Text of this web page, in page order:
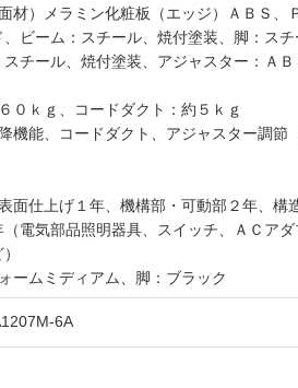
材）メラミン化粧板（エッジ）ＡＢＳ、
ビーム：スチール、焼付塗装、脚：ス
チール、焼付塗装、アジャスター：ＡＢ
０ｋｇ、コードダクト：約５ｋｇ
機能、コードダクト、アジャスター調節
面仕上げ１年、機構部・可動部２年、
電気部品照明器具、スイッチ、ＡＣア
ームミディアム、脚：ブラック
6A